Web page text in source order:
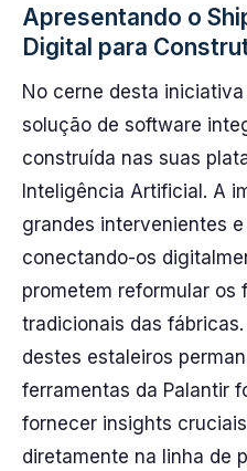
Apresentando o
Digital para
No cerne desta
solução de software
construída nas suas
Inteligência Artificial. A
grandes intervenientes
conectando-os
prometem reformular os
tradicionais das
destes estaleiros
ferramentas da Palantir
fornecer insights
diretamente na linha de